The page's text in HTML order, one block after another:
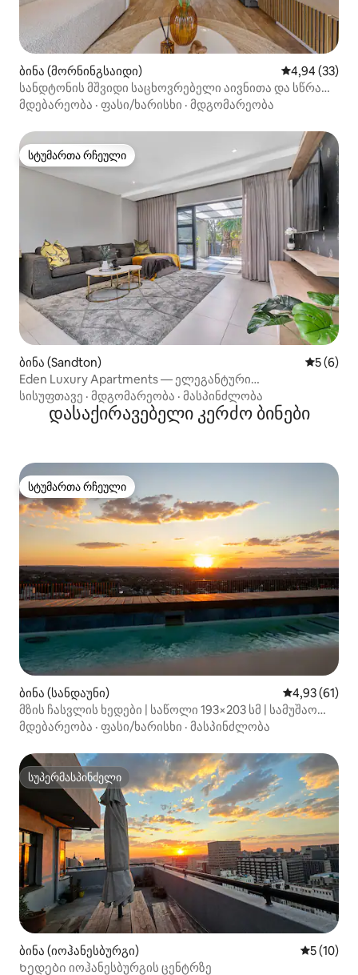
ბინა (მორნინგსაიდი) საშუალო
4,94 (33)
სანდტონის მშვიდი საცხოვრებელი აივნითა და სწრაფი
Wi‑Fi ქსელით
მდებარეობა · ფასი/ხარისხი · მდგომარეობა
სტუმართა რჩეული
სტუმართა რჩეული
ბინა (Sandton) საშუალო
5 (6)
Eden Luxury Apartments — ელეგანტური
საცხოვრებელი 1 საძინებლით
სისუფთავე · მდგომარეობა · მასპინძლობა
დასაქირავებელი კერძო ბინები
სტუმართა რჩეული
სტუმართა რჩეული
ბინა (სანდაუნი) საშუალო
4,93 (61)
მზის ჩასვლის ხედები | საწოლი 193×203 სმ | სამუშაო
სივრცე | სარეზერვო ელექტროენერგია
მდებარეობა · ფასი/ხარისხი · მასპინძლობა
სუპერმასპინძელი
სუპერმასპინძელი
ბინა (იოჰანესბურგი) საშუალო
5 (10)
Ხედები იოჰანესბურგის ცენტრზე